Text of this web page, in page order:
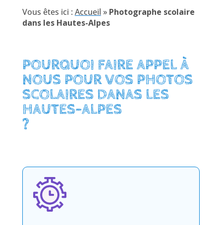
Vous êtes ici : Accueil » Photographe scolaire
dans les Hautes-Alpes
POURQUOI FAIRE APPEL À
NOUS POUR VOS PHOTOS
SCOLAIRES DANAS LES
HAUTES-ALPES
?